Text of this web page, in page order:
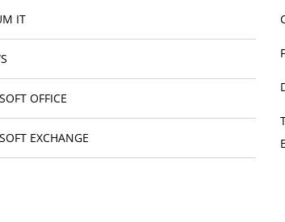
IT
OFFICE
EXCHANGE